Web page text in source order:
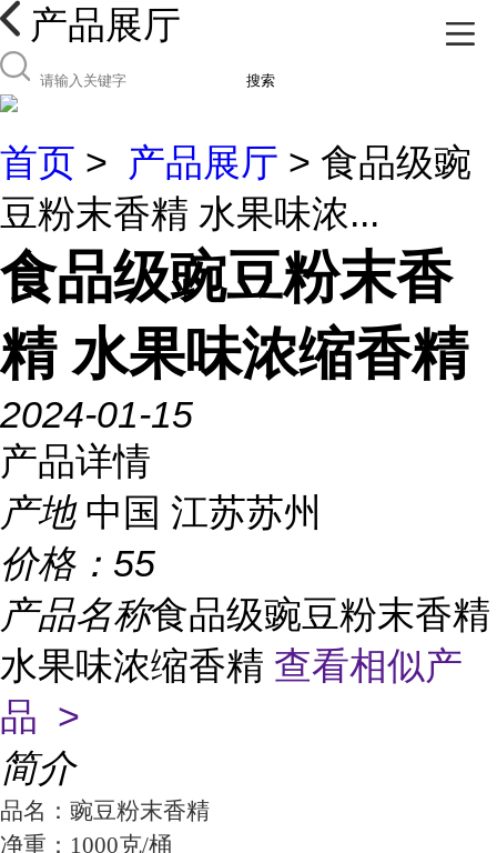
产品展厅
搜索
首页 > 产品展厅 > 食品级豌
豆粉末香精 水果味浓...
食品级豌豆粉末香
精 水果味浓缩香精
2024-01-15
产品详情
产地 中国 江苏苏州
价格： 55
产品名称食品级豌豆粉末香精
水果味浓缩香精 查看相似产
品 >
简介
品名：豌豆粉末香精
净重：1000克/桶